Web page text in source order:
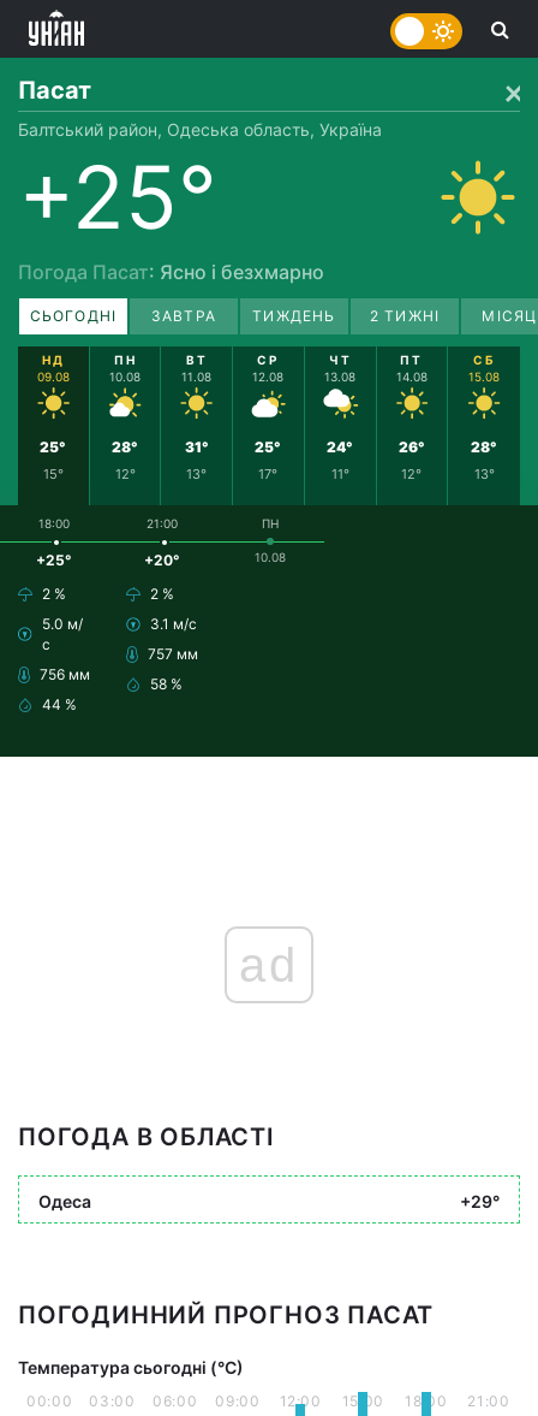
Пасат
Балтський район, Одеська область, Україна
+25°
Погода Пасат: Ясно і безхмарно
СЬОГОДНІ ЗАВТРА ТИЖДЕНЬ 2 ТИЖНІ
НД
09.08
25°
15°
ПН
10.08
28°
12°
ВТ
11.08
31°
13°
СР
12.08
25°
17°
ЧТ
13.08
24°
11°
ПТ
14.08
26°
12°
СБ
15.08
28°
13°
18:00
+25°
2 %
5.0 м/
с
756 мм
44 %
21:00
+20°
2 %
3.1 м/с
757 мм
58 %
ПН
10.08
ad
ПОГОДА В ОБЛАСТІ
Одеса +29°
ПОГОДИННИЙ ПРОГНОЗ ПАСАТ
Температура сьогодні (°С)
00:00 03:00 06:00 09:00 12:00 15:00 18:00 21:00